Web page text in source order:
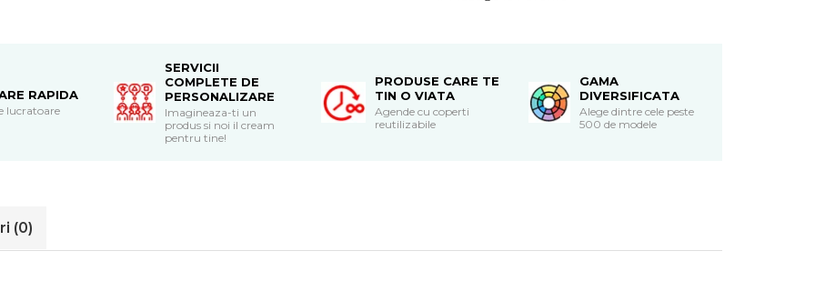
RAPIDA
lucratoare
SERVICII
COMPLETE DE
PERSONALIZARE
Imagineaza-ti un
produs si noi il cream
pentru tine!
PRODUSE CARE TE
TIN O VIATA
Agende cu coperti
reutilizabile
GAMA
DIVERSIFICATA
Alege dintre cele peste
500 de modele
(0)